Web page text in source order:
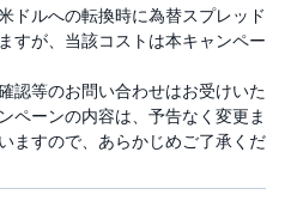
ドルへの転換時に為替スプレッド
すが、当該コストは本キャンペー
認等のお問い合わせはお受けいた
ペーンの内容は、予告なく変更ま
ますので、あらかじめご了承くだ